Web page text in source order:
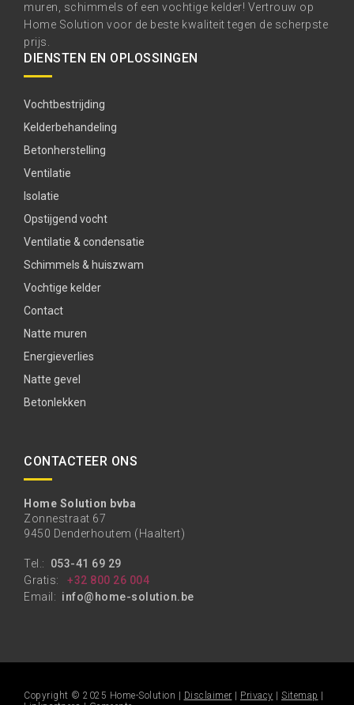
muren, schimmels of een vochtige kelder! Vertrouw op
Home Solution voor de beste kwaliteit tegen de scherpste
prijs.
DIENSTEN EN OPLOSSINGEN
Vochtbestrijding
Kelderbehandeling
Betonherstelling
Ventilatie
Isolatie
Opstijgend vocht
Ventilatie & condensatie
Schimmels & huiszwam
Vochtige kelder
Contact
Natte muren
Energieverlies
Natte gevel
Betonlekken
CONTACTEER ONS
Home Solution bvba
Zonnestraat 67
9450 Denderhoutem (Haaltert)
Tel.: 053-41 69 29
Gratis:
+32 800 26 004
Email: info@home-solution.be
Copyright © 2025 Home-Solution | Disclaimer Privacy Sitemap